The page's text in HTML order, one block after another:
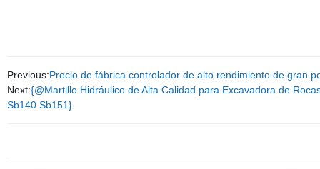
Previous:Precio de fábrica controlador de alto rendimiento de gran
Next:{@Martillo Hidráulico de Alta Calidad para Excavadora de
Sb140 Sb151}